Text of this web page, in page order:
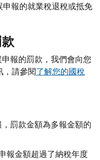
申報的就業稅退稅或抵免
報的罰款，我們會向您
，請參閱了解您的國稅
罰款金額為多報金額的
報金額超過了納稅年度